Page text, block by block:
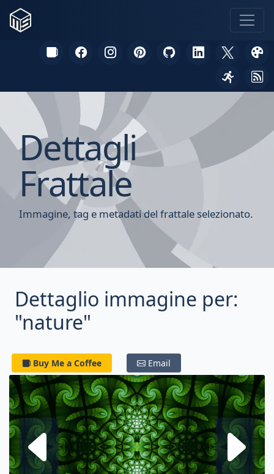
Dettagli
Frattale
Immagine, tag e metadati del frattale selezionato.
Dettaglio immagine per:
"nature"
Buy Me a Coffee Email
Frattale